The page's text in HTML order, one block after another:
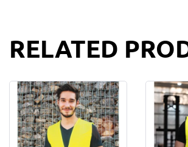
RELATED